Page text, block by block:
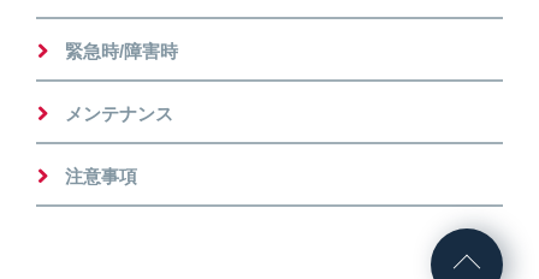
緊急時/障害時
メンテナンス
注意事項